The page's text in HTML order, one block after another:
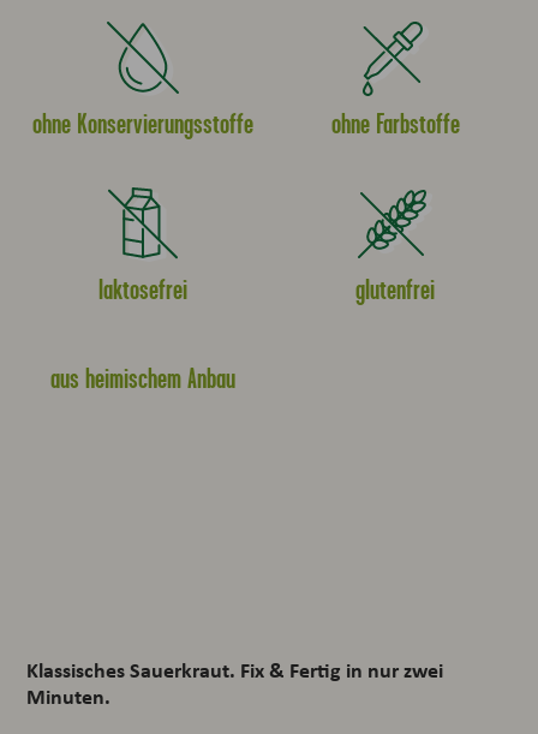
ohne Konservierungsstoffe ohne Farbstoffe
laktosefrei glutenfrei
aus heimischem Anbau
Klassisches Sauerkraut. Fix & Fertig in nur zwei
Minuten.